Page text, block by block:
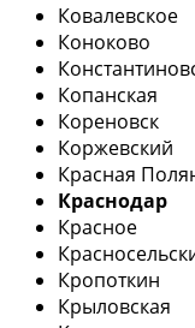
Ковалевское
Коноково
Копанская
Кореновск
Коржевский
Красная
Краснодар
Красное
Кропоткин
Крыловская